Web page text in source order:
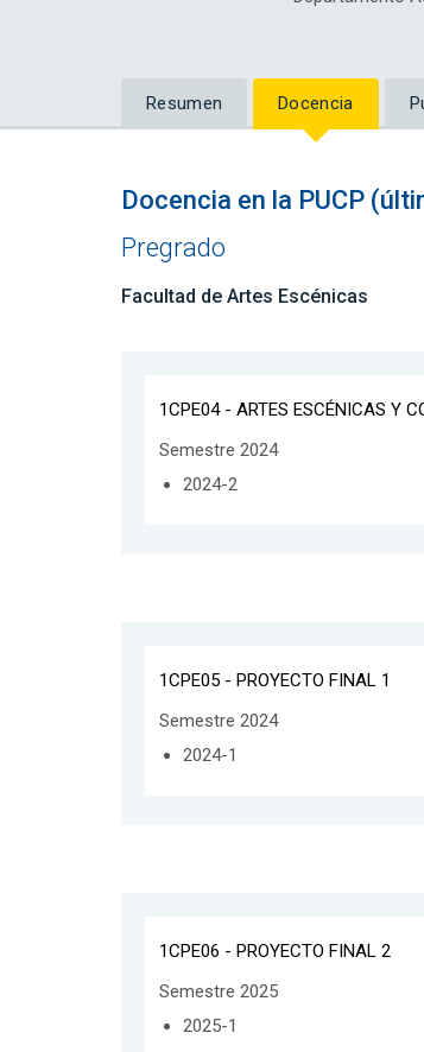
Resumen Docencia
Docencia en la PUCP
Pregrado
Facultad de Artes Escénicas
1CPE04 - ARTES ESCÉNICAS Y
Semestre 2024
2024-2
1CPE05 - PROYECTO FINAL 1
Semestre 2024
2024-1
1CPE06 - PROYECTO FINAL 2
Semestre 2025
2025-1